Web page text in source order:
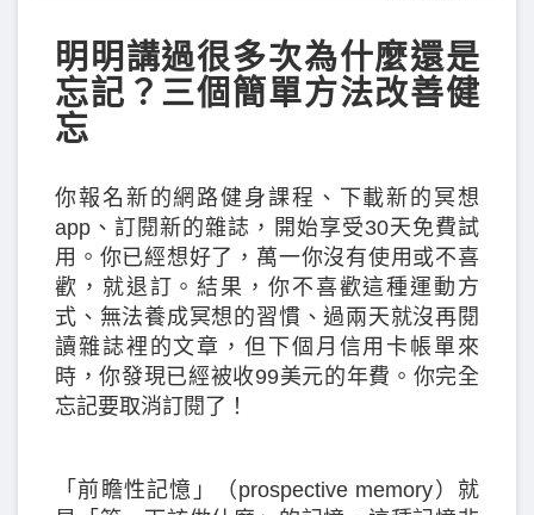
明明講過很多次為什麼還是
忘記？三個簡單方法改善健
忘
你報名新的網路健身課程、下載新的冥想
app、訂閱新的雜誌，開始享受30天免費試
用。你已經想好了，萬一你沒有使用或不喜
歡，就退訂。結果，你不喜歡這種運動方
式、無法養成冥想的習慣、過兩天就沒再閱
讀雜誌裡的文章，但下個月信用卡帳單來
時，你發現已經被收99美元的年費。你完全
忘記要取消訂閱了！
「前瞻性記憶」（prospective memory）就